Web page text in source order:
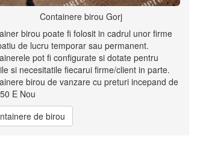
Containere birou Gorj
birou poate fi folosit in cadrul unor firme
de lucru temporar sau permanent.
pot fi configurate si dotate pentru
si necesitatile fiecarui firme/client in parte.
birou de vanzare cu preturi incepand de
E Nou
de birou